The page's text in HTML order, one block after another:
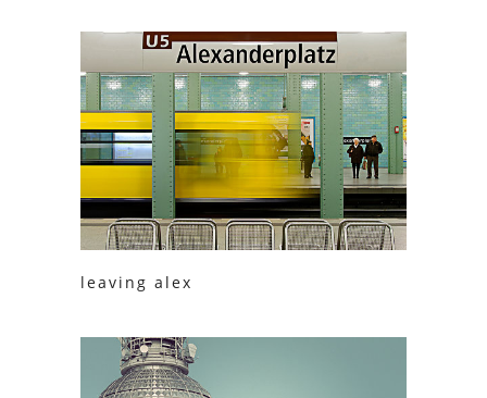
leaving alex